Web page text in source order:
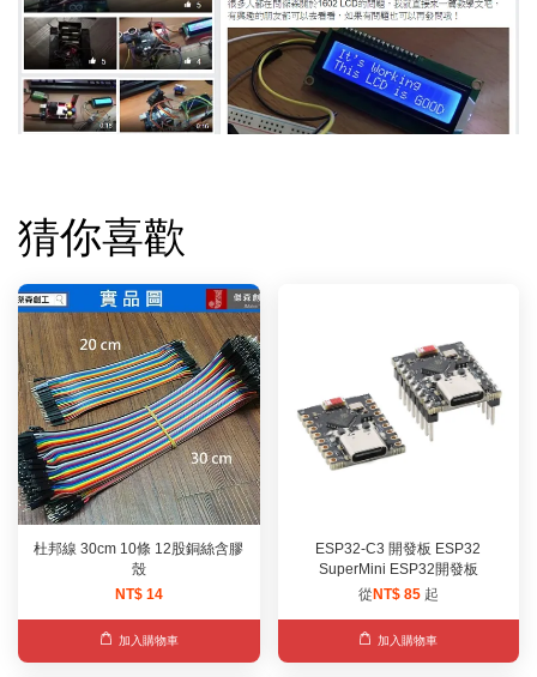
猜你喜歡
杜邦線 30cm 10條 12股銅絲含膠
殼
NT$ 14
加入購物車
ESP32-C3 開發板 ESP32
SuperMini ESP32開發板
從NT$ 85 起
加入購物車